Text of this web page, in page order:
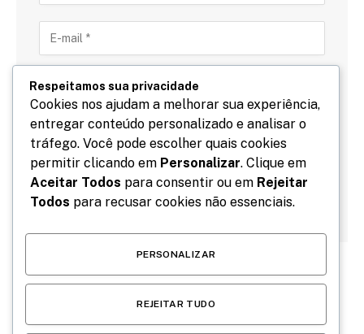
Salve meu nome, email e site neste navegador para
a próxima vez que eu comentar.
Respeitamos sua privacidade
Cookies nos ajudam a melhorar sua experiência,
entregar conteúdo personalizado e analisar o
tráfego. Você pode escolher quais cookies
permitir clicando em Personalizar. Clique em
Aceitar Todos para consentir ou em Rejeitar
Todos para recusar cookies não essenciais.
PERSONALIZAR
REJEITAR TUDO